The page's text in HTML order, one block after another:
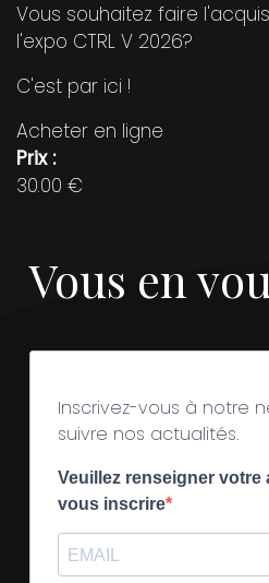
Vous souhaitez faire
l'expo CTRL V 2026?
C'est par ici !
Acheter en ligne
Prix
30.00 €
Vous en
Inscrivez-vous à notre
suivre nos actualités.
Veuillez renseigner votre
vous inscrire